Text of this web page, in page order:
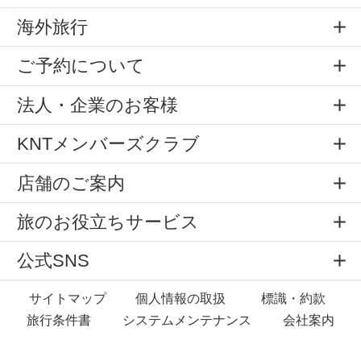
海外旅行
ご予約について
法人・企業のお客様
KNTメンバーズクラブ
店舗のご案内
旅のお役立ちサービス
公式SNS
サイトマップ 個人情報の取扱
標識・約款
旅行条件書
システムメンテナンス 会社案内